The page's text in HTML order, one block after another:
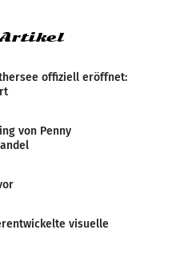
offiziell eröffnet:
von Penny
visuelle